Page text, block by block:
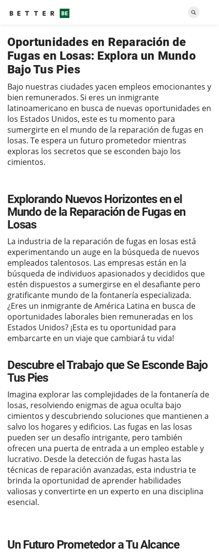
Oportunidades en Reparación de
Fugas en Losas: Explora un Mundo
Bajo Tus Pies
Bajo nuestras ciudades yacen empleos emocionantes y
bien remunerados. Si eres un inmigrante
latinoamericano en busca de nuevas oportunidades en
los Estados Unidos, este es tu momento para
sumergirte en el mundo de la reparación de fugas en
losas. Te espera un futuro prometedor mientras
exploras los secretos que se esconden bajo los
cimientos.
Explorando Nuevos Horizontes en el
Mundo de la Reparación de Fugas en
Losas
La industria de la reparación de fugas en losas está
experimentando un auge en la búsqueda de nuevos
empleados talentosos. Las empresas están en la
búsqueda de individuos apasionados y decididos que
estén dispuestos a sumergirse en el desafiante pero
gratificante mundo de la fontanería especializada.
¿Eres un inmigrante de América Latina en busca de
oportunidades laborales bien remuneradas en los
Estados Unidos? ¡Esta es tu oportunidad para
embarcarte en un viaje que cambiará tu vida!
Descubre el Trabajo que Se Esconde Bajo
Tus Pies
Imagina explorar las complejidades de la fontanería de
losas, resolviendo enigmas de agua oculta bajo
cimientos y descubriendo soluciones que mantienen a
salvo los hogares y edificios. Las fugas en las losas
pueden ser un desafío intrigante, pero también
ofrecen una puerta de entrada a un empleo estable y
lucrativo. Desde la detección de fugas hasta las
técnicas de reparación avanzadas, esta industria te
brinda la oportunidad de aprender habilidades
valiosas y convertirte en un experto en una disciplina
esencial.
Un Futuro Prometedor a Tu Alcance